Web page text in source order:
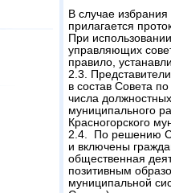
В случае
прилагается
При
управляющих
правило,
2.3.
в состав Совета
числа
муниципального
Красногорского
2.4. По решению
и включены
общественная
позитивным
муниципальной